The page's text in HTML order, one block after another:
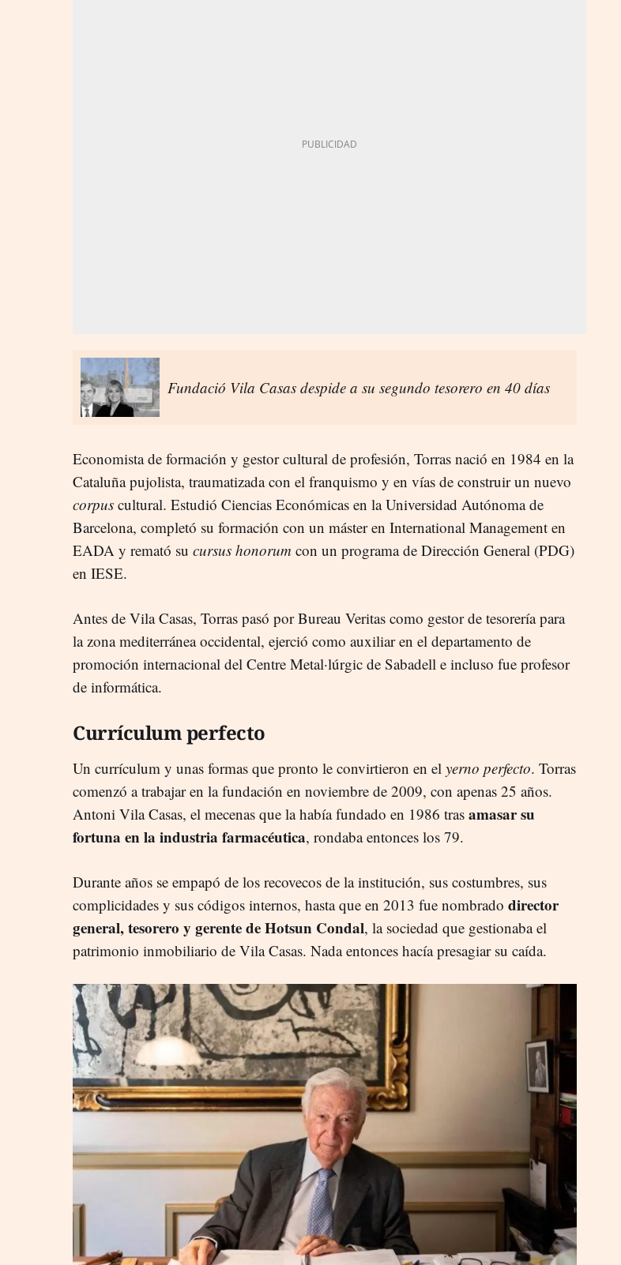
Fundació Vila Casas despide a su segundo tesorero en 40 días
Economista de formación y gestor cultural de profesión, Torras nació en 1984 en la
Cataluña pujolista, traumatizada con el franquismo y en vías de construir un nuevo
corpus cultural. Estudió Ciencias Económicas en la Universidad Autónoma de
Barcelona, completó su formación con un máster en International Management en
EADA y remató su cursus honorum con un programa de Dirección General (PDG)
en IESE.
Antes de Vila Casas, Torras pasó por Bureau Veritas como gestor de tesorería para
la zona mediterránea occidental, ejerció como auxiliar en el departamento de
promoción internacional del Centre Metal·lúrgic de Sabadell e incluso fue profesor
de informática.
Currículum perfecto
Un currículum y unas formas que pronto le convirtieron en el yerno perfecto. Torras
comenzó a trabajar en la fundación en noviembre de 2009, con apenas 25 años.
Antoni Vila Casas, el mecenas que la había fundado en 1986 tras amasar su
fortuna en la industria farmacéutica, rondaba entonces los 79.
Durante años se empapó de los recovecos de la institución, sus costumbres, sus
complicidades y sus códigos internos, hasta que en 2013 fue nombrado director
general, tesorero y gerente de Hotsun Condal, la sociedad que gestionaba el
patrimonio inmobiliario de Vila Casas. Nada entonces hacía presagiar su caída.